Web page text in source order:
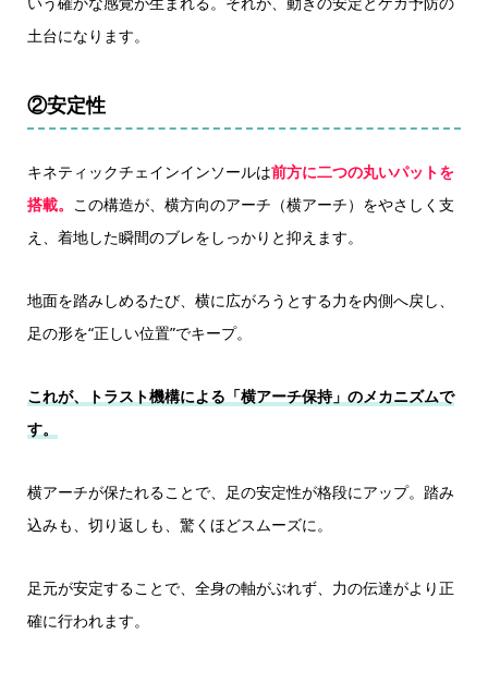
土台になります。
②安定性
キネティックチェインインソールは前方に二つの丸いパットを
搭載。 この構造が、横方向のアーチ（横アーチ）をやさしく支
え、着地した瞬間のブレをしっかりと抑えます。
地面を踏みしめるたび、横に広がろうとする力を内側へ戻し、
足の形を“正しい位置”でキープ。
これが、トラスト機構による「横アーチ保持」のメカニズムで
す。
横アーチが保たれることで、足の安定性が格段にアップ。踏み
込みも、切り返しも、驚くほどスムーズに。
足元が安定することで、全身の軸がぶれず、力の伝達がより正
確に行われます。